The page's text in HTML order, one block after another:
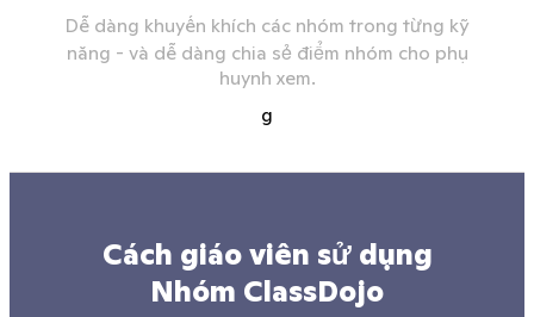
Dễ dàng khuyến khích các nhóm trong từng kỹ
năng - và dễ dàng chia sẻ điểm nhóm cho phụ
huynh xem.
g
Cách giáo viên sử dụng
Nhóm ClassDojo